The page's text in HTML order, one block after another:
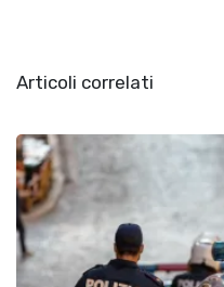
Articoli correlati